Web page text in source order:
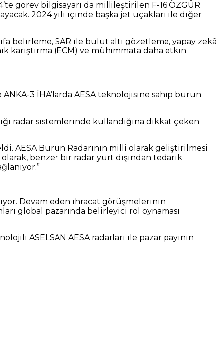
görev bilgisayarı da millileştirilen F-16 ÖZGÜR
2024 yılı içinde başka jet uçakları ile diğer
belirleme, SAR ile bulut altı gözetleme, yapay zekâ
karıştırma (ECM) ve mühimmata daha etkin
3 İHA’larda AESA teknolojisine sahip burun
radar sistemlerinde kullandığına dikkat çeken
AESA Burun Radarının milli olarak geliştirilmesi
benzer bir radar yurt dışından tedarik
Devam eden ihracat görüşmelerinin
global pazarında belirleyici rol oynaması
ASELSAN AESA radarları ile pazar payının